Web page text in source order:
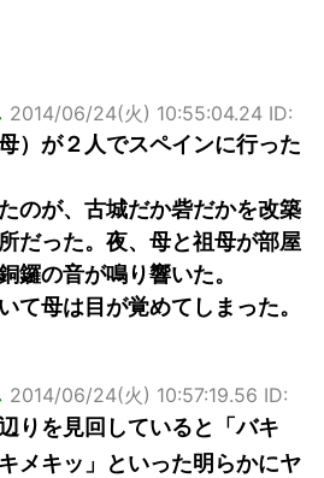
2014/06/24(火) 10:55:04.24 ID:
）が２人でスペインに行った
のが、古城だか砦だかを改築
だった。夜、母と祖母が部屋
鑼の音が鳴り響いた。
て母は目が覚めてしまった。
2014/06/24(火) 10:57:19.56 ID:
りを見回していると「バキ
メキッ」といった明らかにヤ